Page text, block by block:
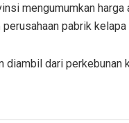
mengumumkan
pabrik
diambil dari